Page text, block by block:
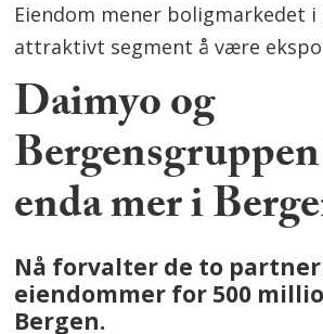
Eiendom mener boligmarkedet i
attraktivt segment å være
Daimyo og
enda mer i
Nå forvalter de to
eiendommer for 500
Bergen.